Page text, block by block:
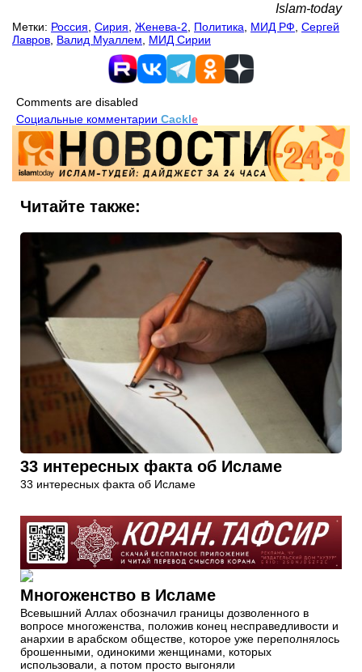
Islam-today
Метки: Россия Сирия Женева-2 Политика МИД РФ Сергей
Лавров Валид Муаллем МИД Сирии
Comments are disabled
Социальные комментарии Cackle
Читайте также:
33 интересных факта об Исламе
33 интересных факта об Исламе
Многоженство в Исламе
Всевышний Аллах обозначил границы дозволенного в
вопросе многоженства, положив конец несправедливости и
анархии в арабском обществе, которое уже переполнялось
брошенными, одинокими женщинами, которых
использовали, а потом просто выгоняли